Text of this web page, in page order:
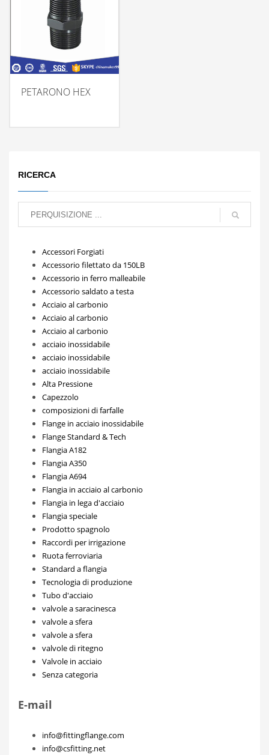
PETARONO HEX
RICERCA
Accessori Forgiati
Accessorio filettato da 150LB
Accessorio in ferro malleabile
Accessorio saldato a testa
Acciaio al carbonio
Acciaio al carbonio
Acciaio al carbonio
acciaio inossidabile
acciaio inossidabile
acciaio inossidabile
Alta Pressione
Capezzolo
composizioni di farfalle
Flange in acciaio inossidabile
Flange Standard & Tech
Flangia A182
Flangia A350
Flangia A694
Flangia in acciaio al carbonio
Flangia in lega d'acciaio
Flangia speciale
Prodotto spagnolo
Raccordi per irrigazione
Ruota ferroviaria
Standard a flangia
Tecnologia di produzione
Tubo d'acciaio
valvole a saracinesca
valvole a sfera
valvole a sfera
valvole di ritegno
Valvole in acciaio
Senza categoria
E-mail
info@fittingflange.com
info@csfitting.net